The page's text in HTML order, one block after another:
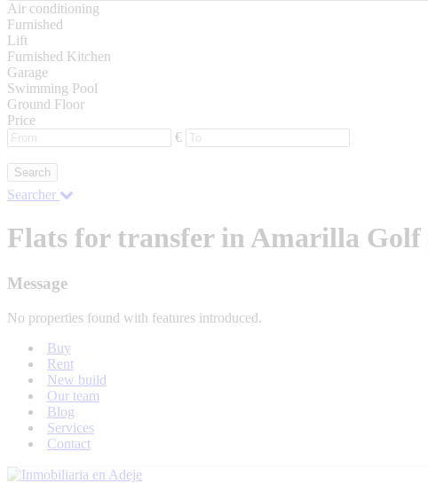
Air conditioning
Furnished
Lift
Furnished Kitchen
Garage
Swimming Pool
Ground Floor
Price
€
Search
Searcher
Flats for transfer in Amarilla Golf
Message
No properties found with features introduced.
Buy
Rent
New build
Our team
Blog
Services
Contact